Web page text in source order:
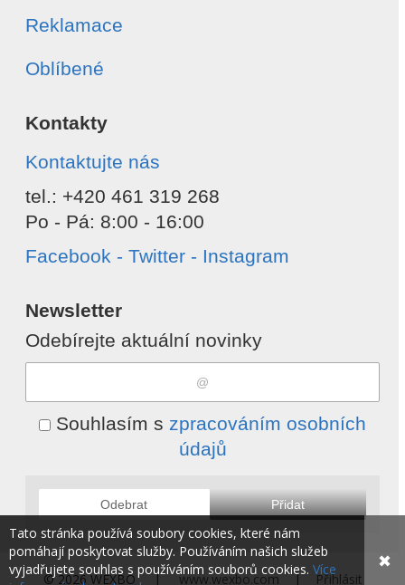
Reklamace
Oblíbené
Kontakty
Kontaktujte nás
tel.: +420 461 319 268
Po - Pá: 8:00 - 16:00
Facebook - Twitter - Instagram
Newsletter
Odebírejte aktuální novinky
Souhlasím s zpracováním osobních
údajů
Odebrat Přidat
© 2026 WEXBO |www.wexbo.com| Přihlásit
Tato stránka používá soubory cookies, které nám
pomáhají poskytovat služby. Používáním našich služeb
vyjadřujete souhlas s používáním souborů cookies. Více
✖